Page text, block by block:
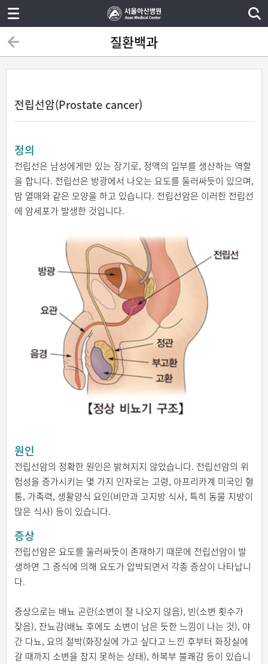
질환백과
전립선암(Prostate cancer)
정의
전립선은 남성에게만 있는 장기로, 정액의 일부를 생산하는 역할
을 합니다. 전립선은 방광에서 나오는 요도를 둘러싸듯이 있으며,
밤 열매와 같은 모양을 하고 있습니다. 전립선암은 이러한 전립선
에 암세포가 발생한 것입니다.
원인
전립선암의 정확한 원인은 밝혀지지 않았습니다. 전립선암의 위
험성을 증가시키는 몇 가지 인자로는 고령, 아프리카계 미국인 혈
통, 가족력, 생활양식 요인(비만과 고지방 식사, 특히 동물 지방이
많은 식사) 등이 있습니다.
증상
전립선암은 요도를 둘러싸듯이 존재하기 때문에 전립선암이 발
생하면 그 증식에 의해 요도가 압박되면서 각종 증상이 나타납니
다.
증상으로는 배뇨 곤란(소변이 잘 나오지 않음), 빈(소변 횟수가
잦음), 잔뇨감(배뇨 후에도 소변이 남은 듯한 느낌이 나는 것), 야
간 다뇨, 요의 절박(화장실에 가고 싶다고 느낀 후부터 화장실에
갈 때까지 소변을 참지 못하는 상태), 하복부 불쾌감 등이 있습니